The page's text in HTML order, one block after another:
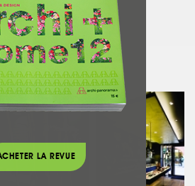
projet :
projet
LA REVUE